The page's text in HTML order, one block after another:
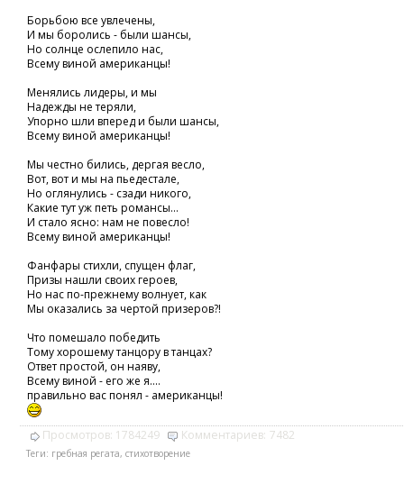
Борьбою все увлечены,
И мы боролись - были шансы,
Но солнце ослепило нас,
Всему виной американцы!
Менялись лидеры, и мы
Надежды не теряли,
Упорно шли вперед и были шансы,
Всему виной американцы!
Мы честно бились, дергая весло,
Вот, вот и мы на пьедестале,
Но оглянулись - сзади никого,
Какие тут уж петь романсы...
И стало ясно: нам не повесло!
Всему виной американцы!
Фанфары стихли, спущен флаг,
Призы нашли своих героев,
Но нас по-прежнему волнует, как
Мы оказались за чертой призеров?!
Что помешало победить
Тому хорошему танцору в танцах?
Ответ простой, он наяву,
Всему виной - его же я....
правильно вас понял - американцы!
Просмотров: 1784249 Комментариев: 7482
Теги: гребная регата, стихотворение